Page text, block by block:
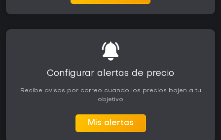
Configurar alertas de precio
Recibe avisos por correo cuando los precios bajen a tu
objetivo
Mis alertas